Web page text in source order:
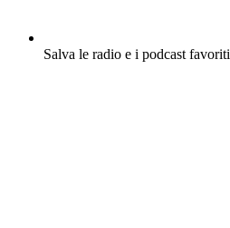
Salva le radio e i podcast favoriti